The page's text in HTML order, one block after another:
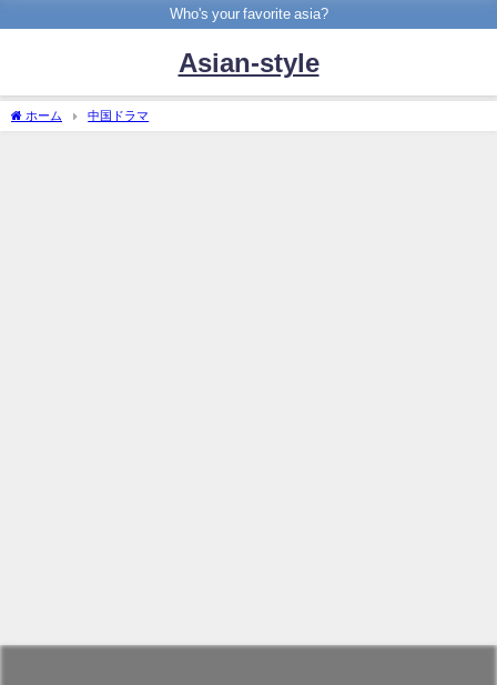
Who's your favorite asia?
Asian-style
ホーム 中国ドラマ